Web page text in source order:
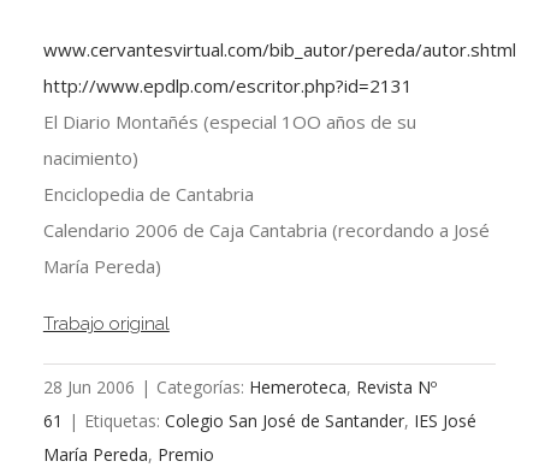
www.cervantesvirtual.com/bib_autor/pereda/autor.shtml
http://www.epdlp.com/escritor.php?id=2131
El Diario Montañés (especial 1OO años de su
nacimiento)
Enciclopedia de Cantabria
Calendario 2006 de Caja Cantabria (recordando a José
María Pereda)
Trabajo original
28 Jun 2006 | Categorías: Hemeroteca, Revista Nº
61 | Etiquetas: Colegio San José de Santander, IES José
María Pereda, Premio